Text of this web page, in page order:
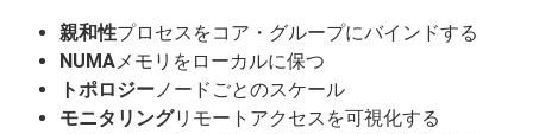
親和性プロセスをコア・グループにバインドする
NUMAメモリをローカルに保つ
トポロジーノードごとのスケール
モニタリングリモートアクセスを可視化する